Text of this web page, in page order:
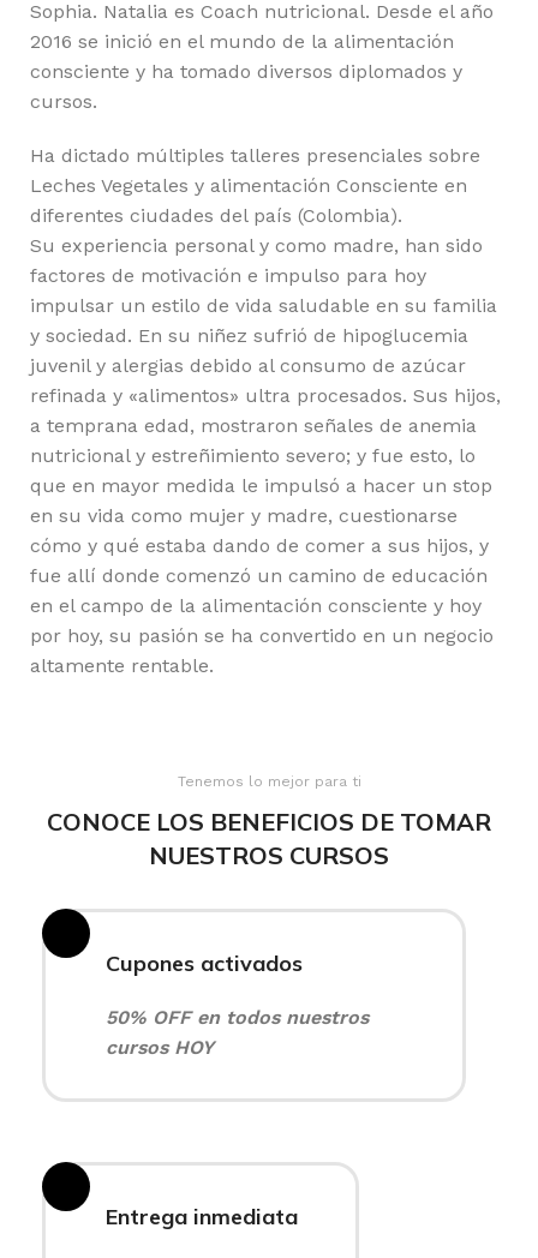
Sophia. Natalia es Coach nutricional. Desde el año
2016 se inició en el mundo de la alimentación
consciente y ha tomado diversos diplomados y
cursos.
Ha dictado múltiples talleres presenciales sobre
Leches Vegetales y alimentación Consciente en
diferentes ciudades del país (Colombia).
Su experiencia personal y como madre, han sido
factores de motivación e impulso para hoy
impulsar un estilo de vida saludable en su familia
y sociedad. En su niñez sufrió de hipoglucemia
juvenil y alergias debido al consumo de azúcar
refinada y «alimentos» ultra procesados. Sus hijos,
a temprana edad, mostraron señales de anemia
nutricional y estreñimiento severo; y fue esto, lo
que en mayor medida le impulsó a hacer un stop
en su vida como mujer y madre, cuestionarse
cómo y qué estaba dando de comer a sus hijos, y
fue allí donde comenzó un camino de educación
en el campo de la alimentación consciente y hoy
por hoy, su pasión se ha convertido en un negocio
altamente rentable.
Tenemos lo mejor para ti
CONOCE LOS BENEFICIOS DE TOMAR
NUESTROS CURSOS
Cupones activados
50% OFF en todos nuestros
cursos HOY
Entrega inmediata